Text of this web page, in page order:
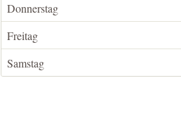
Donnerstag
Freitag
Samstag